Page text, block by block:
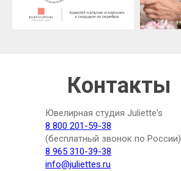
Ювелирная студия Juliette's
8 800 201-59-38
(бесплатный звонок по России)
8 965 310-39-38
info@juliettes.ru
Контакты